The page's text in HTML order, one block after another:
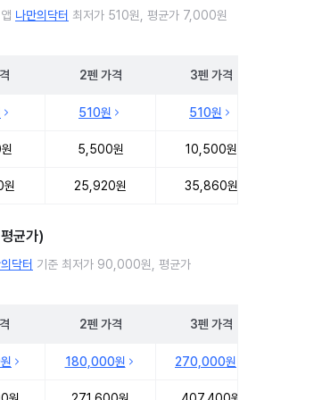
나만의닥터 최저가 510원, 평균가 7,000원
2펜 가격 3펜 가격
510원 510원
5,500원 10,500원
25,920원 35,860원
균가)
닥터 기준 최저가 90,000원, 평균가
2펜 가격 3펜 가격
180,000원 270,000원